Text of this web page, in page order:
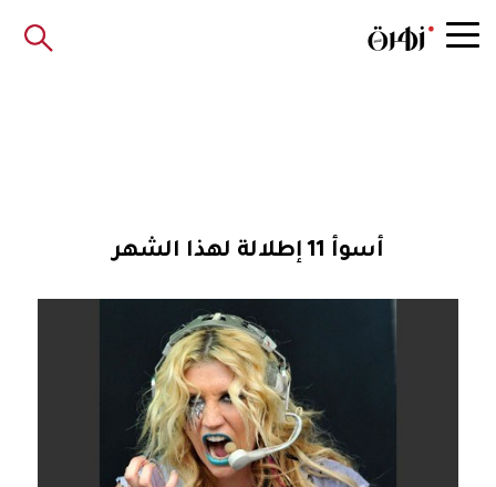
أسوأ 11 إطلالة لهذا الشهر